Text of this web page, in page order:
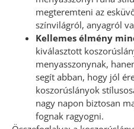
megteremteni az
színvilágról, anyagról
Kellemes élmény
kiválasztott
menyasszonynak,
segít abban, hogy jól
koszorúslányok
nagy napon biztosan
fognak ragyogni.